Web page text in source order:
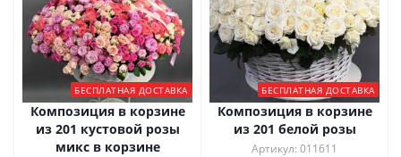
БЕСПЛАТНАЯ ДОСТАВКА
Композиция в корзине
из 201 кустовой розы
микс в корзине
БЕСПЛАТНАЯ ДОСТАВКА
Композиция в корзине
из 201 белой розы
Артикул: 011611